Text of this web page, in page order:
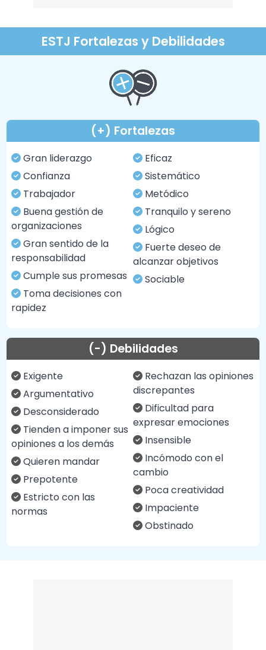
ESTJ Fortalezas y Debilidades
(+) Fortalezas
Gran liderazgo
Confianza
Trabajador
Buena gestión de
organizaciones
Gran sentido de la
responsabilidad
Cumple sus promesas
Toma decisiones con
rapidez
Eficaz
Sistemático
Metódico
Tranquilo y sereno
Lógico
Fuerte deseo de
alcanzar objetivos
Sociable
(-) Debilidades
Exigente
Argumentativo
Desconsiderado
Tienden a imponer sus
opiniones a los demás
Quieren mandar
Prepotente
Estricto con las
normas
Rechazan las opiniones
discrepantes
Dificultad para
expresar emociones
Insensible
Incómodo con el
cambio
Poca creatividad
Impaciente
Obstinado